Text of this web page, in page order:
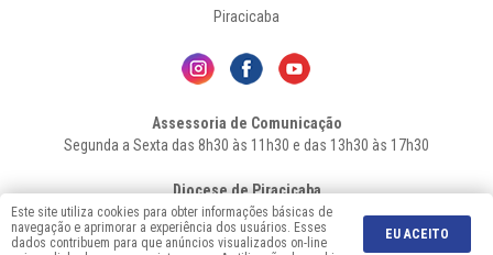
Piracicaba
Assessoria de Comunicação
Segunda a Sexta das 8h30 às 11h30 e das 13h30 às 17h30
Diocese de Piracicaba
Av. Independência, 1146 – Bairro Higienópolis - Cep: 13.419-155 –
Piracicaba-SP - Fone: 19 2106-7556
Este site utiliza cookies para obter informações básicas de
navegação e aprimorar a experiência dos usuários. Esses
dados contribuem para que anúncios visualizados on-line
EU ACEITO